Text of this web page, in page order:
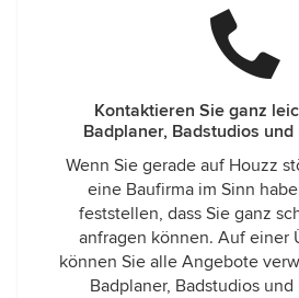
Kontaktieren Sie ganz
Badplaner, Badstudios
Wenn Sie gerade auf Houzz
eine Baufirma im Sinn
feststellen, dass Sie ganz
anfragen können. Auf einer
können Sie alle Angebote
Badplaner, Badstudios und